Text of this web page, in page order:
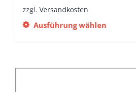
zzgl. Versandkosten
Ausführung wählen